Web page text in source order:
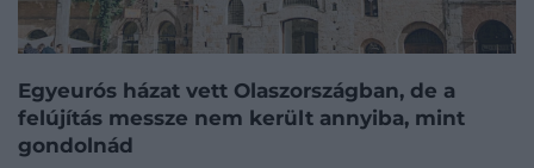
Egyeurós házat vett Olaszországban, de a
felújítás messze nem került annyiba, mint
gondolnád